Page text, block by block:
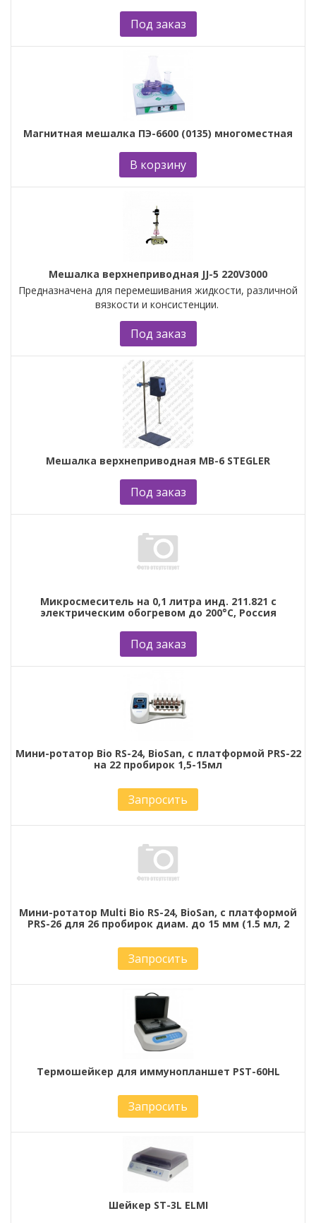
Под заказ
Магнитная мешалка ПЭ-6600 (0135) многоместная
В корзину
Мешалка верхнеприводная JJ-5 220V3000
Предназначена для перемешивания жидкости, различной
вязкости и консистенции.
Под заказ
Мешалка верхнеприводная МВ-6 STEGLER
Под заказ
Микросмеситель на 0,1 литра инд. 211.821 с
электрическим обогревом до 200°С, Россия
Под заказ
Мини-ротатор Bio RS-24, BioSan, с платформой PRS-22
на 22 пробирок 1,5-15мл
Запросить
Мини-ротатор Multi Bio RS-24, BioSan, с платформой
PRS-26 для 26 пробирок диам. до 15 мм (1.5 мл, 2
Запросить
Термошейкер для иммунопланшет PST-60HL
Запросить
Шейкер ST-3L ELMI